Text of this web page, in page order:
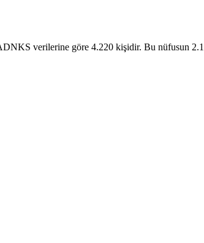
verilerine göre 4.220 kişidir. Bu nüfusun